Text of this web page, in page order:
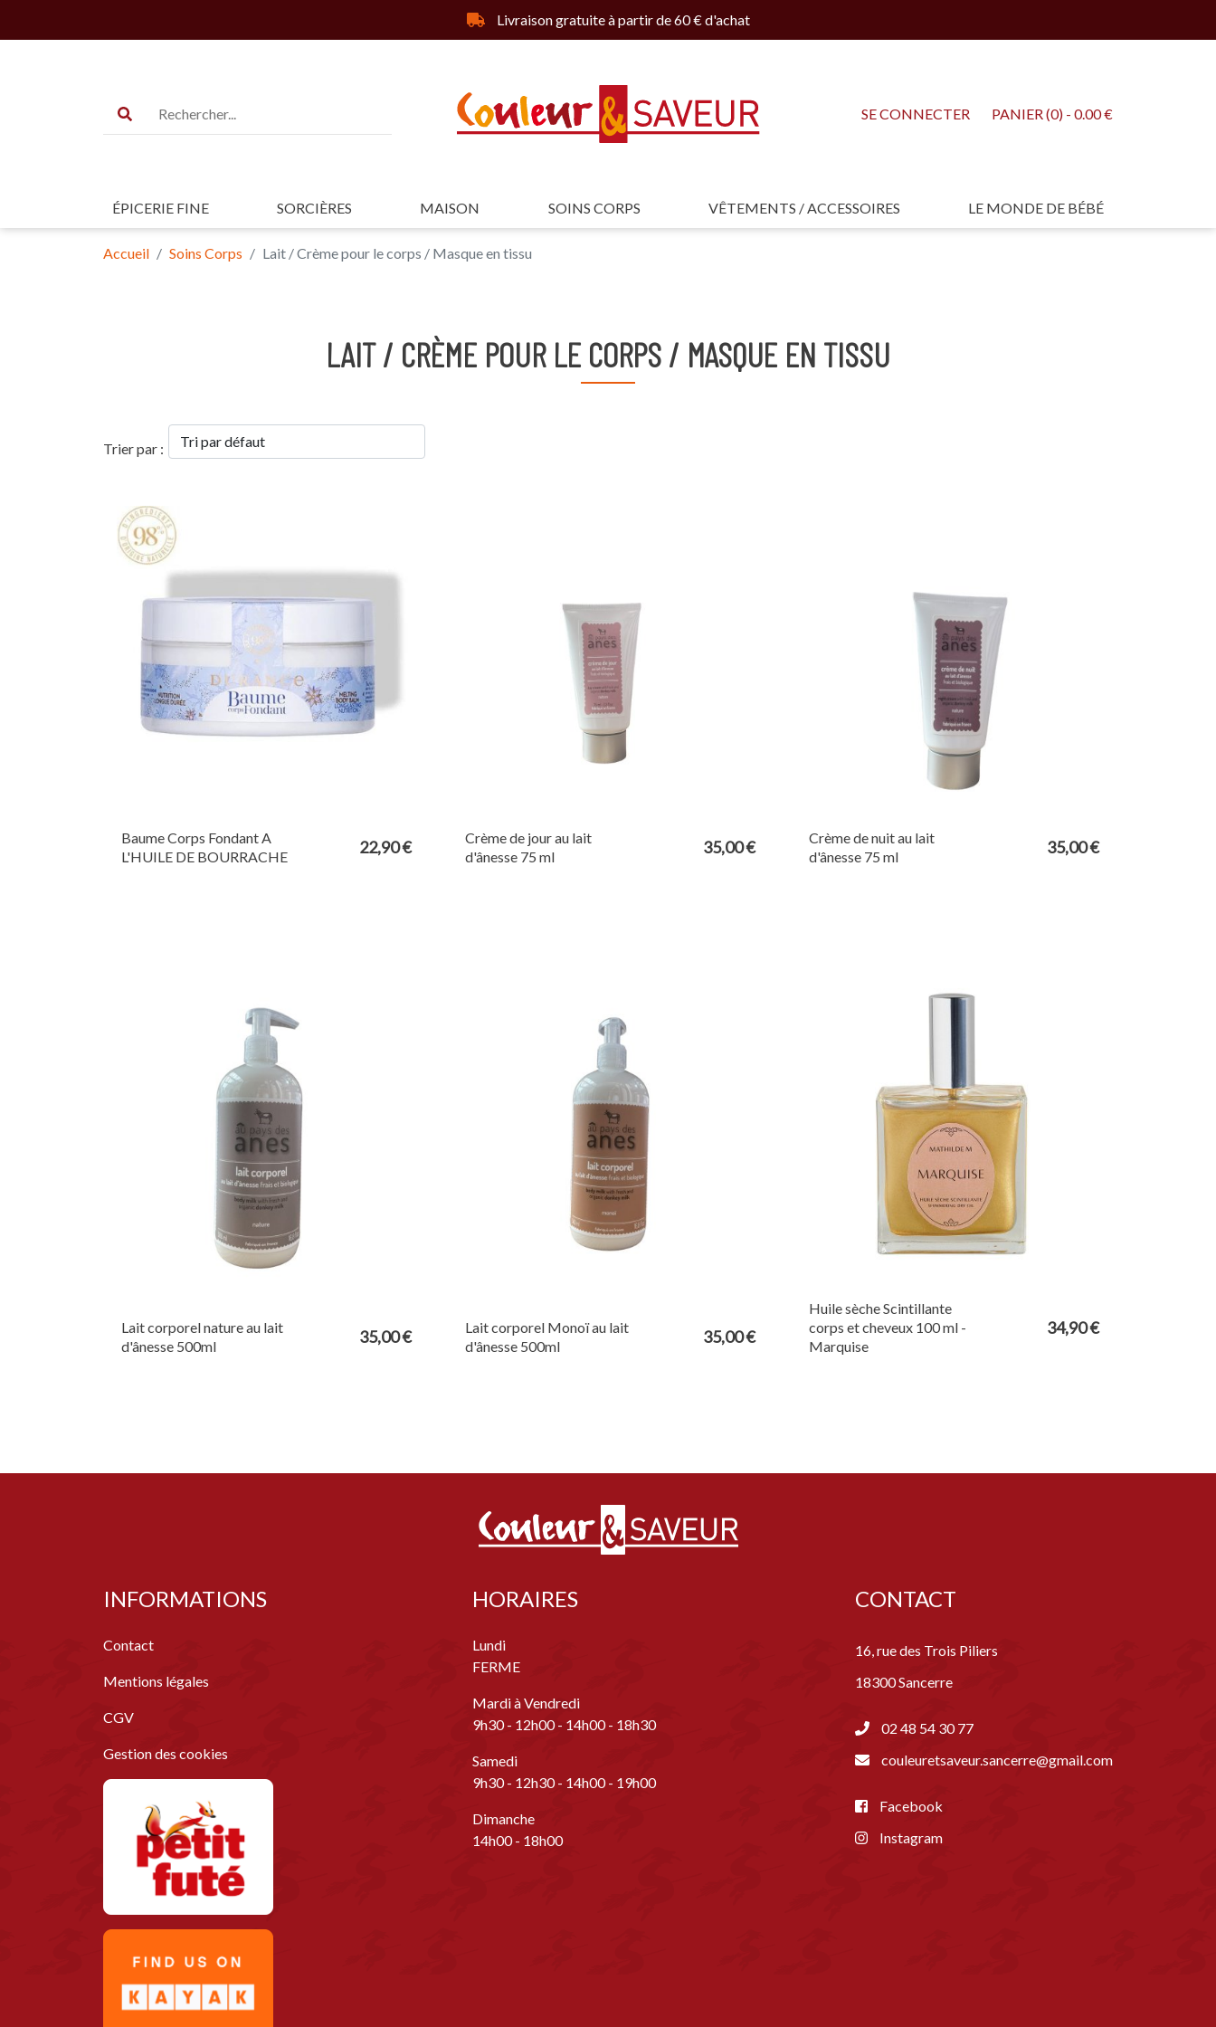
Livraison gratuite à partir de 60 € d'achat
SE CONNECTER PANIER (0) - 0.00 €
ÉPICERIE FINE SORCIÈRES MAISON SOINS CORPS VÊTEMENTS / ACCESSOIRES LE MONDE DE BÉBÉ
Accueil Soins Corps Lait / Crème pour le corps / Masque en tissu
LAIT / CRÈME POUR LE CORPS / MASQUE EN TISSU
Trier par :
Baume Corps Fondant A
L'HUILE DE BOURRACHE
22,90 €
Crème de jour au lait
d'ânesse 75 ml
35,00 €
Crème de nuit au lait
d'ânesse 75 ml
35,00 €
Lait corporel nature au lait
d'ânesse 500ml
35,00 €
Lait corporel Monoï au lait
d'ânesse 500ml
35,00 €
Huile sèche Scintillante
corps et cheveux 100 ml -
Marquise
34,90 €
INFORMATIONS
Contact
Mentions légales
CGV
Gestion des cookies
HORAIRES
Lundi
FERME
Mardi à Vendredi
9h30 - 12h00 - 14h00 - 18h30
Samedi
9h30 - 12h30 - 14h00 - 19h00
Dimanche
14h00 - 18h00
CONTACT
16, rue des Trois Piliers
18300 Sancerre
02 48 54 30 77
couleuretsaveur.sancerre@gmail.com
Facebook
Instagram